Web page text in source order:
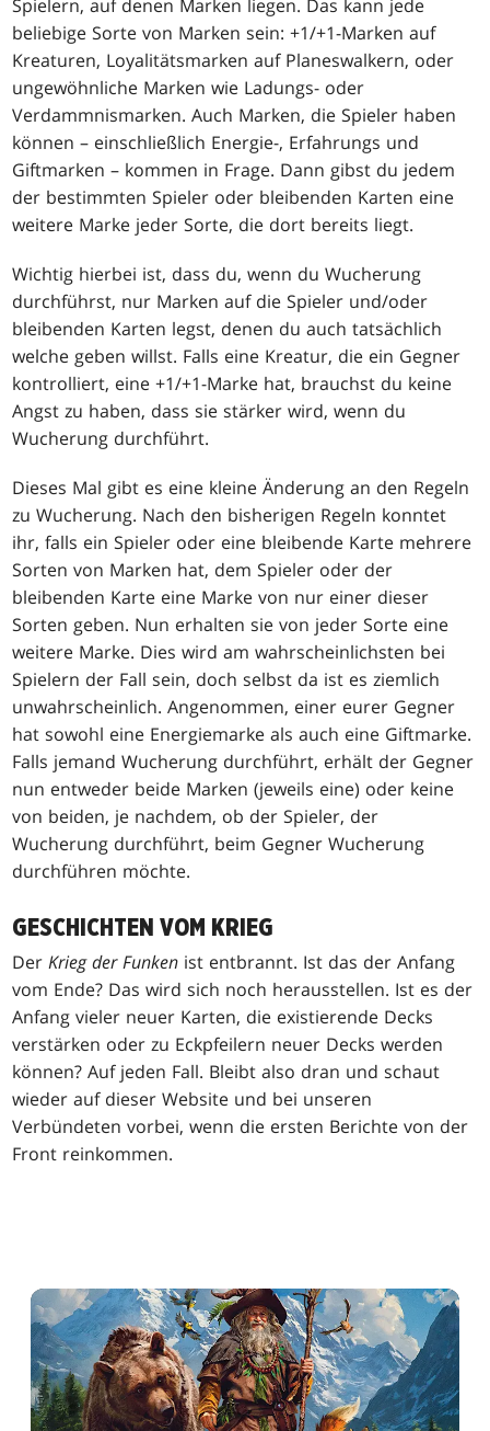
Spielern, auf denen Marken liegen. Das kann jede
beliebige Sorte von Marken sein: +1/+1-Marken auf
Kreaturen, Loyalitätsmarken auf Planeswalkern, oder
ungewöhnliche Marken wie Ladungs- oder
Verdammnismarken. Auch Marken, die Spieler haben
können – einschließlich Energie-, Erfahrungs und
Giftmarken – kommen in Frage. Dann gibst du jedem
der bestimmten Spieler oder bleibenden Karten eine
weitere Marke jeder Sorte, die dort bereits liegt.
Wichtig hierbei ist, dass du, wenn du Wucherung
durchführst, nur Marken auf die Spieler und/oder
bleibenden Karten legst, denen du auch tatsächlich
welche geben willst. Falls eine Kreatur, die ein Gegner
kontrolliert, eine +1/+1-Marke hat, brauchst du keine
Angst zu haben, dass sie stärker wird, wenn du
Wucherung durchführt.
Dieses Mal gibt es eine kleine Änderung an den Regeln
zu Wucherung. Nach den bisherigen Regeln konntet
ihr, falls ein Spieler oder eine bleibende Karte mehrere
Sorten von Marken hat, dem Spieler oder der
bleibenden Karte eine Marke von nur einer dieser
Sorten geben. Nun erhalten sie von jeder Sorte eine
weitere Marke. Dies wird am wahrscheinlichsten bei
Spielern der Fall sein, doch selbst da ist es ziemlich
unwahrscheinlich. Angenommen, einer eurer Gegner
hat sowohl eine Energiemarke als auch eine Giftmarke.
Falls jemand Wucherung durchführt, erhält der Gegner
nun entweder beide Marken (jeweils eine) oder keine
von beiden, je nachdem, ob der Spieler, der
Wucherung durchführt, beim Gegner Wucherung
durchführen möchte.
GESCHICHTEN VOM KRIEG
DerKrieg der Funken ist entbrannt. Ist das der Anfang
vom Ende? Das wird sich noch herausstellen. Ist es der
Anfang vieler neuer Karten, die existierende Decks
verstärken oder zu Eckpfeilern neuer Decks werden
können? Auf jeden Fall. Bleibt also dran und schaut
wieder auf dieser Website und bei unseren
Verbündeten vorbei, wenn die ersten Berichte von der
Front reinkommen.